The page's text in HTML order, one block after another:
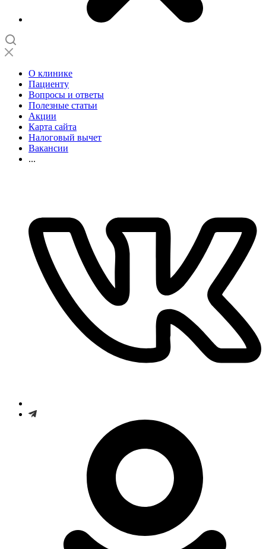
О клинике
Пациенту
Вопросы и ответы
Полезные статьи
Акции
Карта сайта
Налоговый вычет
Вакансии
...